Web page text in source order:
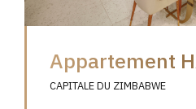
Appartement
CAPITALE DU ZIMBABWE